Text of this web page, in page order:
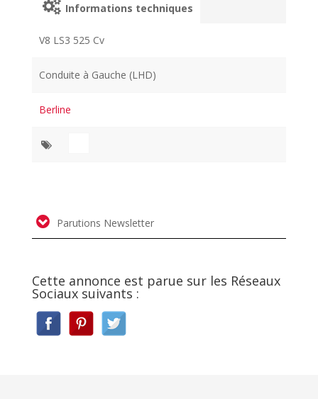
Informations techniques
V8 LS3 525 Cv
Conduite à Gauche (LHD)
Berline
Parutions Newsletter
Cette annonce est parue sur les Réseaux
Sociaux suivants :